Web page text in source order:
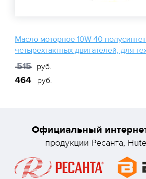
Масло моторное 10W-40
четырёхтактных двигателей, для
515 руб.
464 руб.
Официальный
продукции Ресанта,